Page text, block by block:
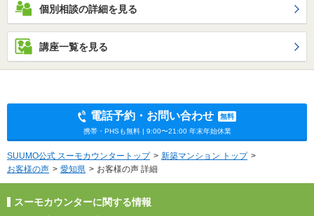
個別相談の詳細を見る
講座一覧を見る
電話予約・お問い合わせ
無料
携帯・PHSも無料 | 9:00〜21:00 年末年始休業
SUUMO公式 スーモカウンタートップ
新築マンション トップ
お客様の声
愛知県 お客様の声 詳細
スーモカウンターに関する情報